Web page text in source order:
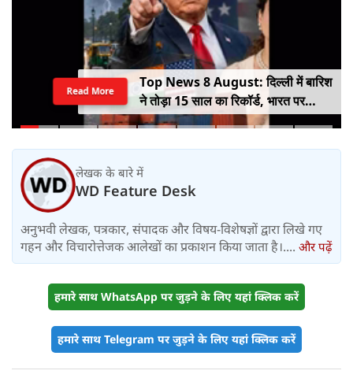
Top News 8 August: दिल्ली में बारिश
ने तोड़ा 15 साल का रिकॉर्ड, भारत पर
100% टैरिफ का खतरा; Gen Z पर कंगना
Read More
लेखक के बारे में
WD Feature Desk
अनुभवी लेखक, पत्रकार, संपादक और विषय-विशेषज्ञों द्वारा लिखे गए
गहन और विचारोत्तेजक आलेखों का प्रकाशन किया जाता है।.... और पढ़ें
हमारे साथ WhatsApp पर जुड़ने के लिए यहां क्लिक करें
हमारे साथ Telegram पर जुड़ने के लिए यहां क्लिक करें